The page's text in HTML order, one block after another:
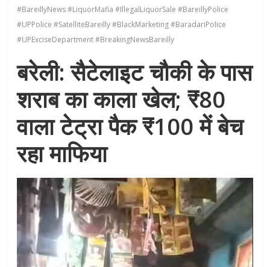
#BareillyNews #LiquorMafia #IllegalLiquorSale #BareillyPolice
#UPPolice #SatelliteBareilly #BlackMarketing #BaradariPolice
#UPExciseDepartment #BreakingNewsBareilly
बरेली: सैटेलाइट चौकी के पास
शराब का काला खेल; ₹80
वाला टेट्रा पैक ₹100 में बेच
रहा माफिया
Video
Player